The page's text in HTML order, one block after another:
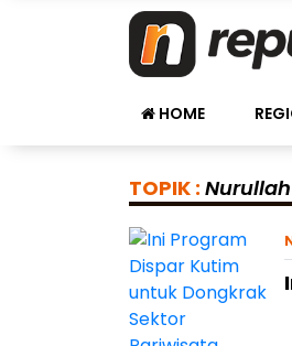
HOME
TOPIK : Nurullah